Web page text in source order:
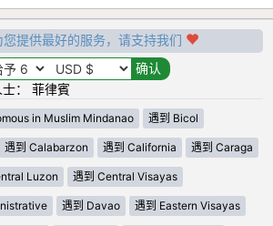
提供最好的服务，请支持我们
： 菲律賓
in Muslim Mindanao 遇到 Bicol
遇到 Calabarzon 遇到 California 遇到 Caraga
Luzon 遇到 Central Visayas
遇到 Davao 遇到 Eastern Visayas